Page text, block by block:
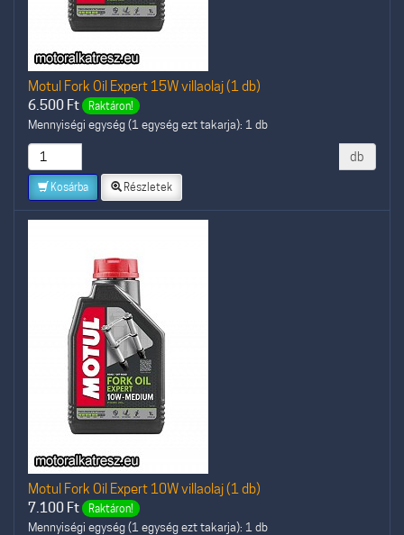
Motul Fork Oil Expert 15W villaolaj (1 db)
6.500 Ft Raktáron!
Mennyiségi egység (1 egység ezt takarja): 1 db
db
Kosárba Részletek
Motul Fork Oil Expert 10W villaolaj (1 db)
7.100 Ft Raktáron!
Mennyiségi egység (1 egység ezt takarja): 1 db